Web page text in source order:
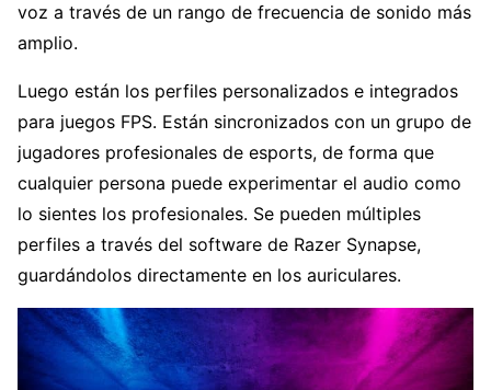
voz a través de un rango de frecuencia de sonido más
amplio.
Luego están los perfiles personalizados e integrados
para juegos FPS. Están sincronizados con un grupo de
jugadores profesionales de esports, de forma que
cualquier persona puede experimentar el audio como
lo sientes los profesionales. Se pueden múltiples
perfiles a través del software de Razer Synapse,
guardándolos directamente en los auriculares.